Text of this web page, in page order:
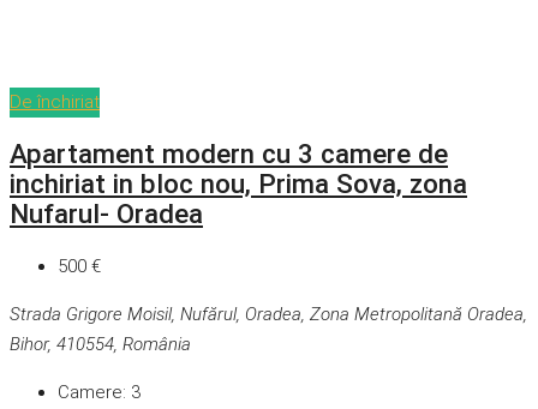
De închiriat
Apartament modern cu 3 camere de
inchiriat in bloc nou, Prima Sova, zona
Nufarul- Oradea
500 €
Strada Grigore Moisil, Nufărul, Oradea, Zona Metropolitană Oradea,
Bihor, 410554, România
Camere: 3